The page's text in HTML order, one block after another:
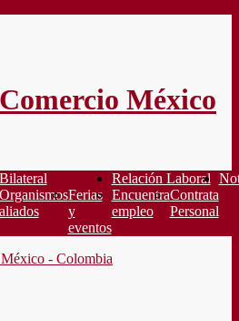
aliados
Ferias
y
eventos
Relación Laboral
Encuentra
empleo
Contrata
Personal
- Colombia